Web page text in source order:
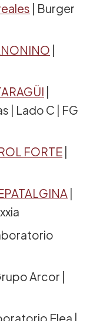
| Burger
| Lado C | FG
FORTE
Arcor |
Elea |